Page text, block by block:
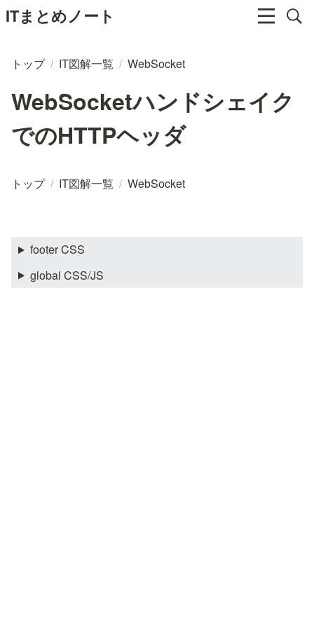
ITまとめノート
トップ / IT図解一覧 / WebSocket
WebSocketハンドシェイク
でのHTTPヘッダ
トップ / IT図解一覧 / WebSocket
footer CSS
global CSS/JS